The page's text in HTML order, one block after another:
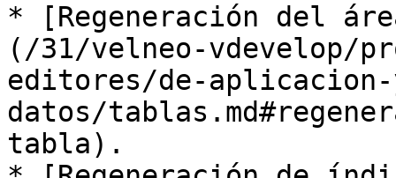
* [Regeneración del
(/31/velneo-vdevelop/
editores/de-aplicacion-
datos/
tabla).